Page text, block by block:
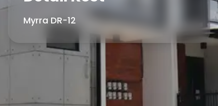
Myrra DR-12